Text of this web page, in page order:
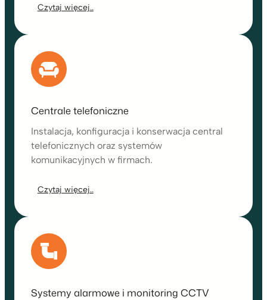
Czytaj więcej..
Centrale telefoniczne
Instalacja, konfiguracja i konserwacja central
telefonicznych oraz systemów
komunikacyjnych w firmach.
Czytaj więcej..
Systemy alarmowe i monitoring CCTV